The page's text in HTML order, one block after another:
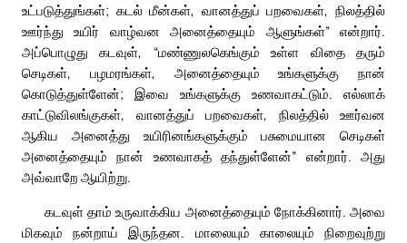
உட்படுத்துங்கள்; கடல் மீன்கள், வானத்துப் பறவைகள், நிலத்தில்
ஊர்ந்து உயிர் வாழ்வன அனைத்தையும் ஆளுங்கள்” என்றார்.
அப்பொழுது கடவுள், “மண்ணுலகெங்கும் உள்ள விதை தரும்
செடிகள், பழமரங்கள், அனைத்தையும் உங்களுக்கு நான்
கொடுத்துள்ளேன்; இவை உங்களுக்கு உணவாகட்டும். எல்லாக்
காட்டுவிலங்குகள், வானத்துப் பறவைகள், நிலத்தில் ஊர்வன
ஆகிய அனைத்து உயிரினங்களுக்கும் பசுமையான செடிகள்
அனைத்தையும் நான் உணவாகத் தந்துள்ளேன்” என்றார். அது
அவ்வாறே ஆயிற்று.
கடவுள் தாம் உருவாக்கிய அனைத்தையும் நோக்கினார். அவை
மிகவும் நன்றாய் இருந்தன. மாலையும் காலையும் நிறைவுற்று